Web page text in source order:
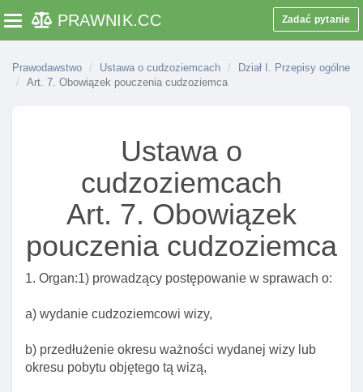
Toggle navigation
PRAWNIK.CC Zadać pytanie
Prawodawstwo Ustawa o cudzoziemcach
Dział I. Przepisy ogólne
Art. 7. Obowiązek pouczenia cudzoziemca
Ustawa o
cudzoziemcach
Art. 7. Obowiązek
pouczenia cudzoziemca
1. Organ:1) prowadzący postępowanie w sprawach o:
a) wydanie cudzoziemcowi wizy,
b) przedłużenie okresu ważności wydanej wizy lub
okresu pobytu objętego tą wizą,